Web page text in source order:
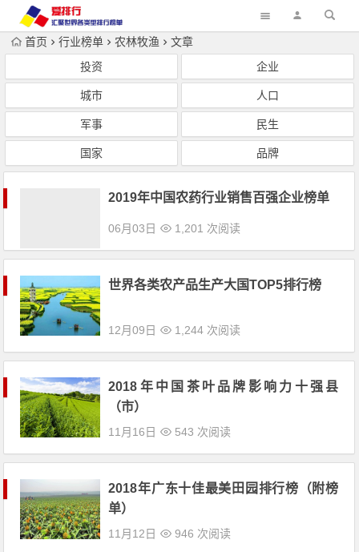
首页 行业榜单 农林牧渔
文章
投资
企业
城市 人口
军事 民生
国家 品牌
2019年中国农药行业销售百强企业榜单
06月03日 1,201 次阅读
世界各类农产品生产大国TOP5排行榜
12月09日 1,244 次阅读
2018年中国茶叶品牌影响力十强县
（市）
11月16日 543 次阅读
2018年广东十佳最美田园排行榜（附榜
单）
11月12日 946 次阅读